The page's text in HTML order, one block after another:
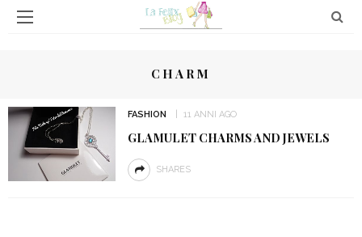
CHARM
FASHION 11 ANNI AGO
GLAMULET CHARMS AND JEWELS
SHARES